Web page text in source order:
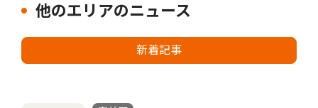
他のエリアのニュース
新着記事